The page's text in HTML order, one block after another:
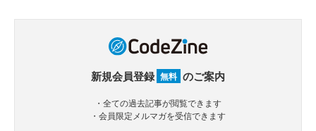
新規会員登録 無料 のご案内
・全ての過去記事が閲覧できます
・会員限定メルマガを受信できます